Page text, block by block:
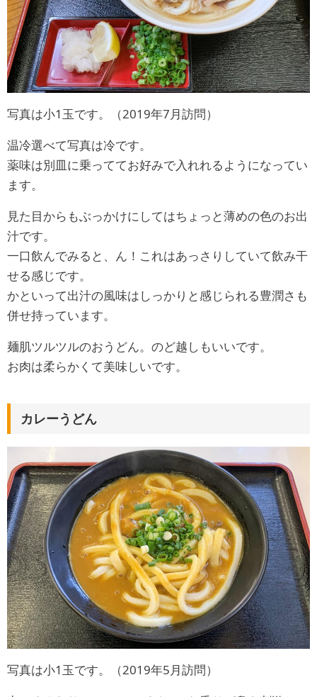
写真は小1玉です。（2019年7月訪問）
温冷選べて写真は冷です。
薬味は別皿に乗っててお好みで入れれるようになってい
ます。
見た目からもぶっかけにしてはちょっと薄めの色のお出
汁です。
一口飲んでみると、ん！これはあっさりしていて飲み干
せる感じです。
かといって出汁の風味はしっかりと感じられる豊潤さも
併せ持っています。
麺肌ツルツルのおうどん。のど越しもいいです。
お肉は柔らかくて美味しいです。
カレーうどん
写真は小1玉です。（2019年5月訪問）